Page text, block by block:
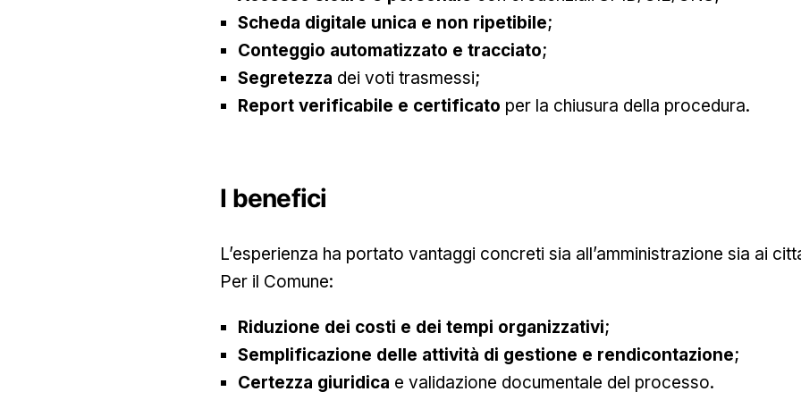
Scheda digitale unica e non ripetibile;
Conteggio automatizzato e tracciato;
Segretezza dei voti trasmessi;
Report verificabile e certificato per la chiusura della procedura.
I benefici
L’esperienza ha portato vantaggi concreti sia all’amministrazione sia ai
Per il Comune:
Riduzione dei costi e dei tempi organizzativi;
Semplificazione delle attività di gestione e rendicontazione;
Certezza giuridica e validazione documentale del processo.